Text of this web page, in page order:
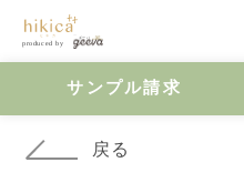
サンプル請求
戻る